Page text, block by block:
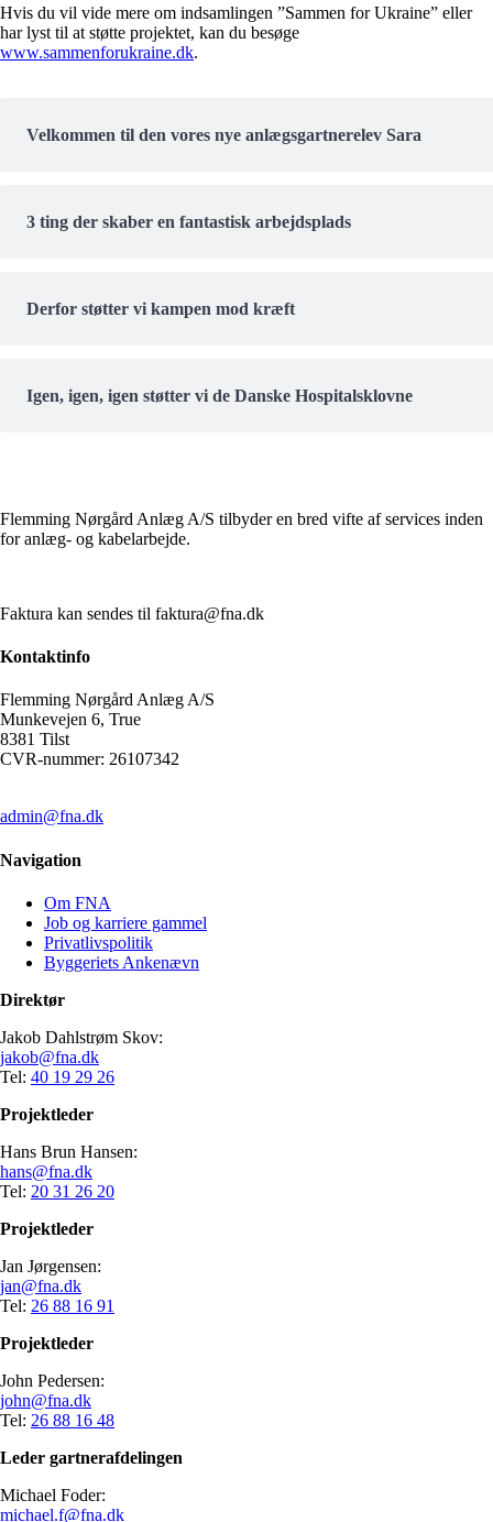
Hvis du vil vide mere om indsamlingen ”Sammen for Ukraine” eller
har lyst til at støtte projektet, kan du besøge
www.sammenforukraine.dk.
Velkommen til den vores nye anlægsgartnerelev Sara
3 ting der skaber en fantastisk arbejdsplads
Derfor støtter vi kampen mod kræft
Igen, igen, igen støtter vi de Danske Hospitalsklovne
Flemming Nørgård Anlæg A/S tilbyder en bred vifte af services inden
for anlæg- og kabelarbejde.
Faktura kan sendes til faktura@fna.dk
​Kontaktinfo
Flemming Nørgård Anlæg A/S
Munkevejen 6, True
​8381 Tilst
CVR-nummer: 26107342
admin@fna.dk
Navigation
Om FNA
Job og karriere gammel
Privatlivspolitik
Byggeriets Ankenævn
Direktør
Jakob Dahlstrøm Skov:
jakob@fna.dk
Tel: 40 19 29 26​
Projektleder
Hans Brun Hansen:
hans@fna.dk
Tel: 20 31 26 20​​
Projektleder
Jan Jørgensen:
jan@fna.dk
Tel: 26 88 16 91​​
Projektleder
​John Pedersen:
john@fna.dk
Tel: 26 88 16 48
Leder gartnerafdelingen
Michael Foder:
michael.f@fna.dk